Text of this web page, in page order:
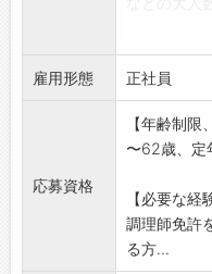
料理)の調
理食材管理
変更の範囲:
雇用形態 正社員
応募資格
【年齢制限
〜62歳、定
【必要な経
調理師免許
る方...